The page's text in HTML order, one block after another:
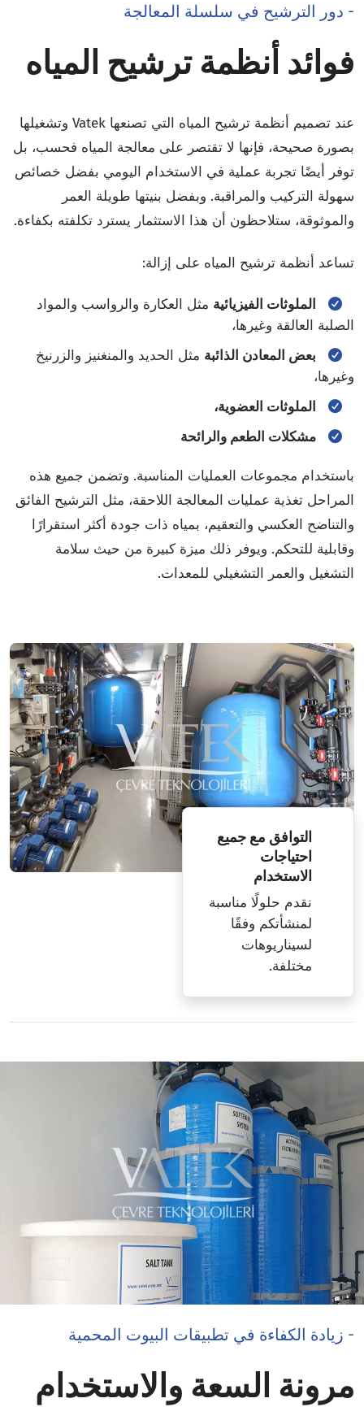
- دور الترشيح في سلسلة المعالجة
فوائد أنظمة ترشيح المياه
عند تصميم أنظمة ترشيح المياه التي تصنعها Vatek وتشغيلها
بصورة صحيحة، فإنها لا تقتصر على معالجة المياه فحسب، بل
توفر أيضًا تجربة عملية في الاستخدام اليومي بفضل خصائص
سهولة التركيب والمراقبة. وبفضل بنيتها طويلة العمر
والموثوقة، ستلاحظون أن هذا الاستثمار يسترد تكلفته بكفاءة.
تساعد أنظمة ترشيح المياه على إزالة:
الملوثات الفيزيائية مثل العكارة والرواسب والمواد
الصلبة العالقة وغيرها،
بعض المعادن الذائبة مثل الحديد والمنغنيز والزرنيخ
وغيرها،
الملوثات العضوية،
مشكلات الطعم والرائحة
باستخدام مجموعات العمليات المناسبة. وتضمن جميع هذه
المراحل تغذية عمليات المعالجة اللاحقة، مثل الترشيح الفائق
والتناضح العكسي والتعقيم، بمياه ذات جودة أكثر استقرارًا
وقابلية للتحكم. ويوفر ذلك ميزة كبيرة من حيث سلامة
التشغيل والعمر التشغيلي للمعدات.
التوافق مع جميع
احتياجات
الاستخدام
نقدم حلولًا مناسبة
لمنشأتكم وفقًا
لسيناريوهات
مختلفة.
- زيادة الكفاءة في تطبيقات البيوت المحمية
مرونة السعة والاستخدام